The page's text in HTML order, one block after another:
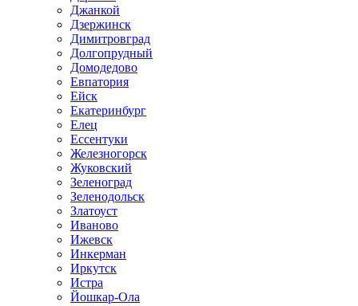
Джанкой
Дзержинск
Димитровград
Долгопрудный
Домодедово
Евпатория
Ейск
Екатеринбург
Елец
Ессентуки
Железногорск
Жуковский
Зеленоград
Зеленодольск
Златоуст
Иваново
Ижевск
Инкерман
Иркутск
Истра
Йошкар-Ола